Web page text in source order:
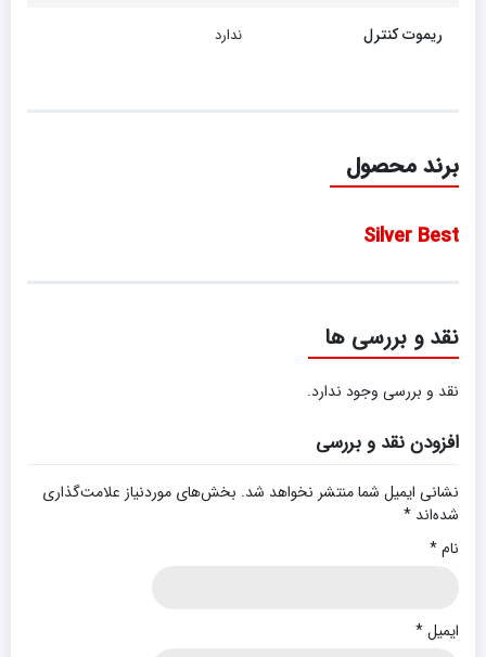
ریموت کنترل ندارد
برند محصول
Silver Best
نقد و بررسی ها
نقد و بررسی وجود ندارد.
افزودن نقد و بررسی
نشانی ایمیل شما منتشر نخواهد شد. بخش‌های موردنیاز علامت‌گذاری
شده‌اند *
نام*
ایمیل*